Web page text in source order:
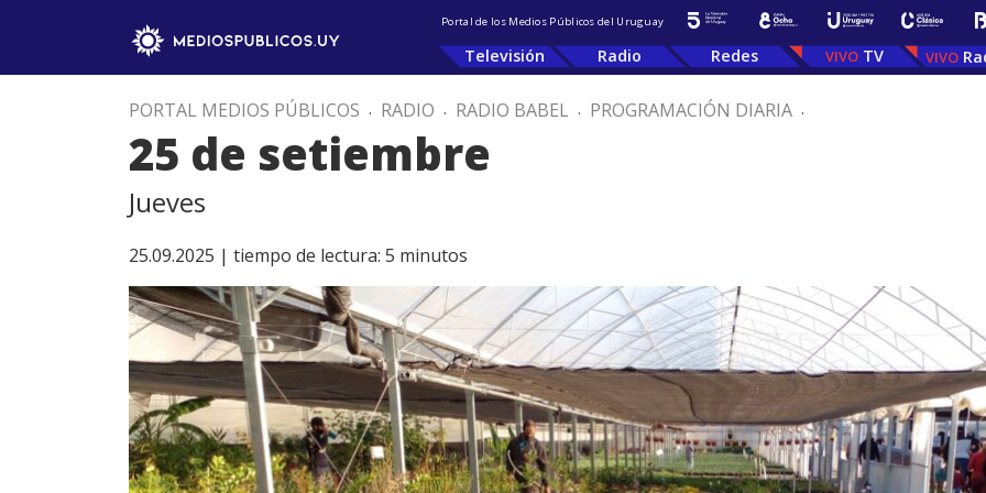
Portal de los Medios Públicos del Uruguay
Televisión Radio Redes TV
PORTAL MEDIOS PÚBLICOS . RADIO . RADIO BABEL . PROGRAMACIÓN DIARIA .
25 de setiembre
Jueves
25.09.2025 | tiempo de lectura: 5 minutos